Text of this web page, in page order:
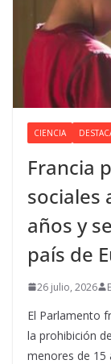
CIENCIA
Francia
sociales
años y
país de
26 julio, 2026
El Parlamento
la prohibición
menores de 15